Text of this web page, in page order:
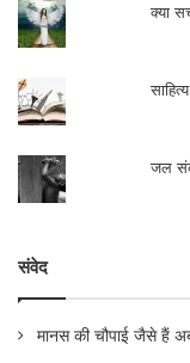
क्या
जल
संवेद
मानस की चौपाई जैसे हैं